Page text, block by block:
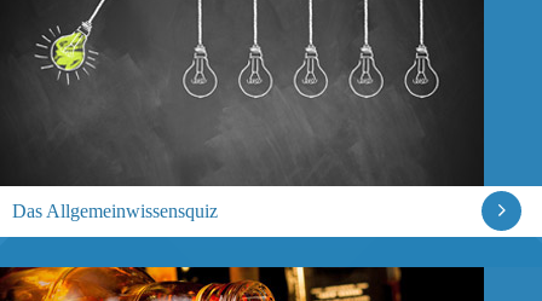
Das Allgemeinwissensquiz